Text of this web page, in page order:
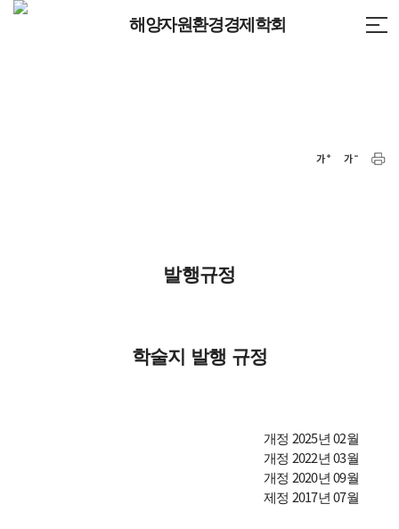
해양자원환경경제학회
발행규정
학술지 발행 규정
개정 2025년 02월
개정 2022년 03월
개정 2020년 09월
제정 2017년 07월